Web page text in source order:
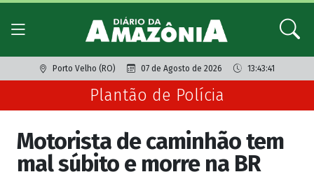
Porto Velho (RO) 07 de Agosto de 2026 13:43:41
Plantão de Polícia
Motorista de caminhão tem
mal súbito e morre na BR